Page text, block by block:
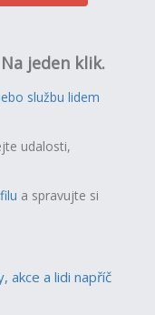
jeden klik.
službu lidem
udalosti,
a spravujte si
akce a lidi napříč